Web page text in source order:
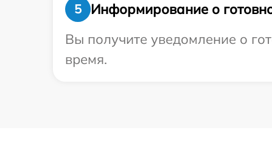
5
Информирование о
Вы получите уведомление о
время.